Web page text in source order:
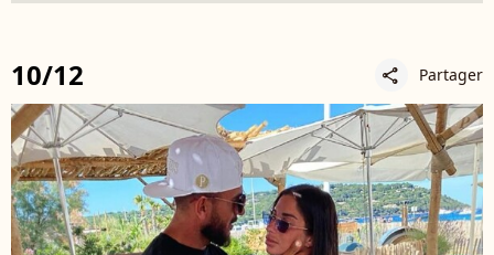
10/12 share Partager